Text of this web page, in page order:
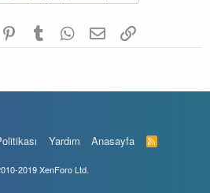
PinterestTumblr WhatsApp
E-postaLink
Yardım Anasayfa
R
S
2019 XenForo Ltd.